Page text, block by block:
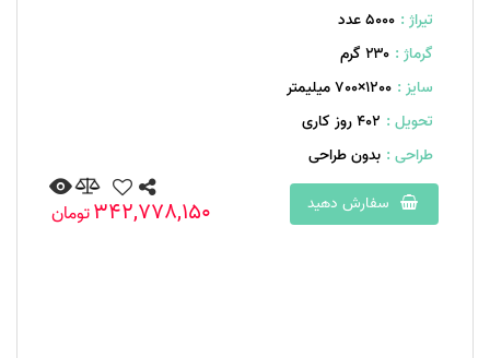
تیراژ : 5000 عدد
گرماژ : ۲۳۰ گرم
سایز : 1200×700 میلیمتر
تحویل : 402 روز کاری
طراحی : بدون طراحی
سفارش دهید
342,778,150تومان